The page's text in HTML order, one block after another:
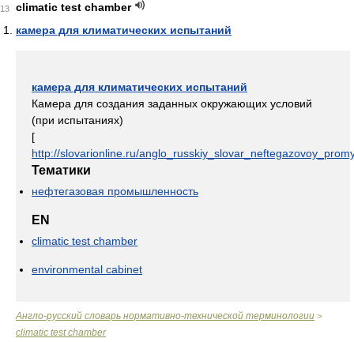
13
climatic test chamber
камера для климатических испытаний
камера для климатических испытаний
Камера для создания заданных окружающих условий
(при испытаниях)
[
http://slovarionline.ru/
Тематики
нефтегазовая промышленность
EN
climatic test chamber
environmental cabinet
Англо-русский словарь нормативно-технической терминологии >
climatic test chamber